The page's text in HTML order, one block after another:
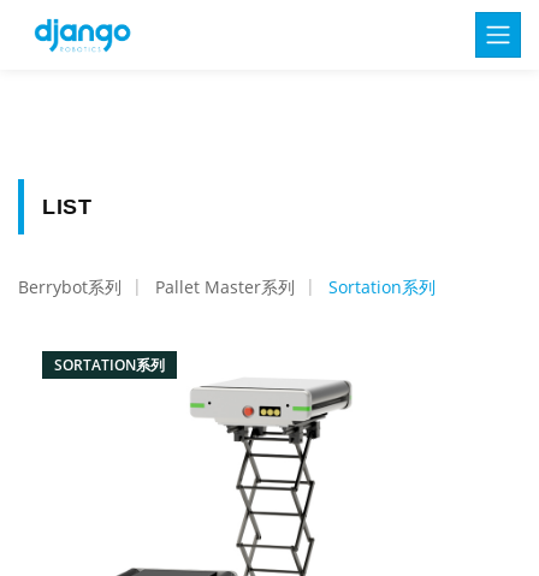
LIST
Berrybot系列 Pallet Master系列 Sortation系列
SORTATION系列